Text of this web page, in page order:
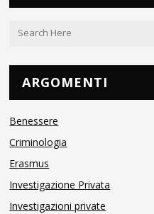
ARGOMENTI
Benessere
Criminologia
Erasmus
Investigazione Privata
Investigazioni private